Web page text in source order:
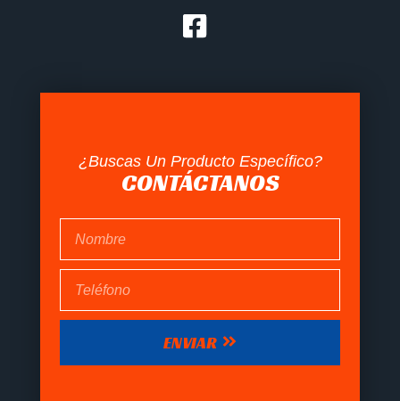
¿Buscas Un Producto Específico?
CONTÁCTANOS
ENVIAR